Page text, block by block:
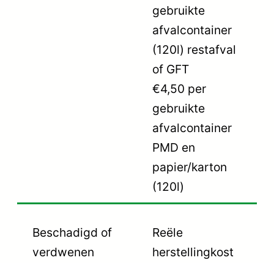
gebruikte
afvalcontainer
(120l) restafval
of GFT
€4,50 per
gebruikte
afvalcontainer
PMD en
papier/karton
(120l)
Beschadigd of
verdwenen
Reële
herstellingkost